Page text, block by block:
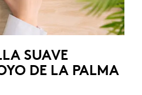
SUAVE
DE LA PALMA